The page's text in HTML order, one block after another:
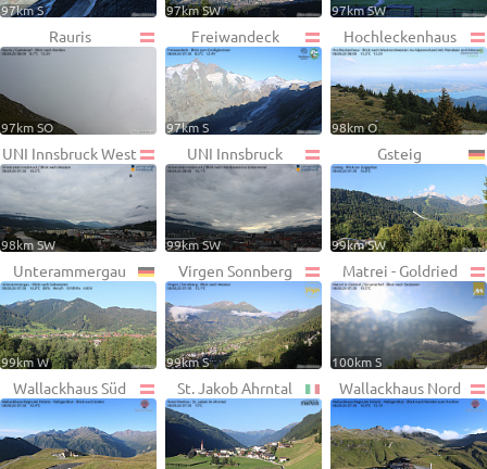
97km S 97km SW 97km SW
Rauris
97km SO
Freiwandeck
97km S
Hochleckenhaus
98km O
UNI Innsbruck West
98km SW
UNI Innsbruck
99km SW
Gsteig
99km SW
Unterammergau
99km W
Virgen Sonnberg
99km S
Matrei - Goldried
100km S
Wallackhaus Süd St. Jakob Ahrntal Wallackhaus Nord